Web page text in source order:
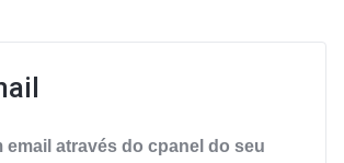
email através do cpanel do seu